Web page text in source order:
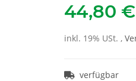
44,80 €
inkl. 19% USt. ,
verfügbar